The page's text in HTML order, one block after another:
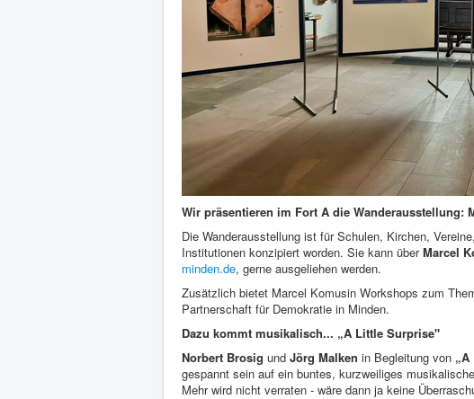
Wir präsentieren im Fort A die Wanderausstellung:
Die Wanderausstellung ist für Schulen, Kirchen,
Institutionen konzipiert worden. Sie kann überMarcel
minden.de, gerne ausgeliehen werden.
Zusätzlich bietet Marcel Komusin Workshops zum
Partnerschaft für Demokratie in Minden.
Dazu kommt musikalisch... „A Little Surprise"
Norbert Brosig und Jörg Malken in Begleitung von
gespannt sein auf ein buntes, kurzweiliges
Mehr wird nicht verraten - wäre dann ja keine